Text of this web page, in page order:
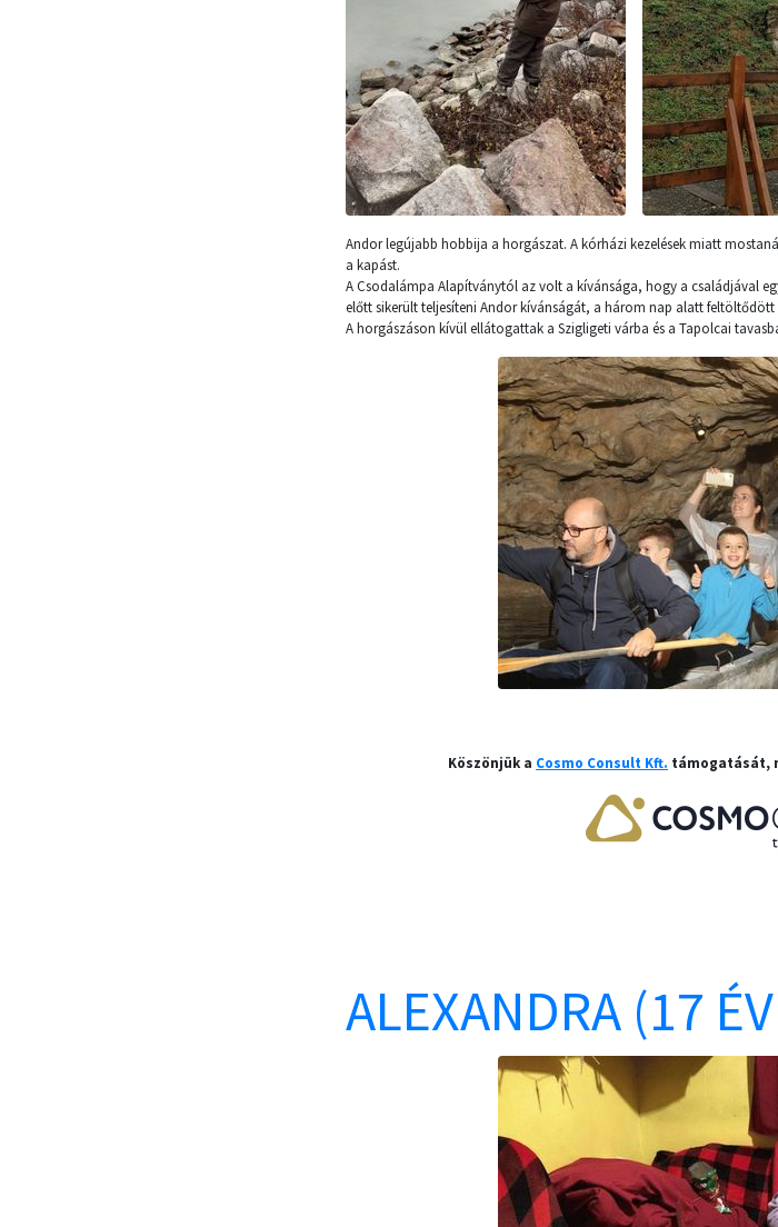
Andor legújabb hobbija a horgászat. A kórházi kezelések miatt
a kapást.
A Csodalámpa Alapítványtól az volt a kívánsága, hogy a családjával
előtt sikerült teljesíteni Andor kívánságát, a három nap alatt feltöltődött
A horgászáson kívül ellátogattak a Szigligeti várba és a Tapolcai
Köszönjük a Cosmo Consult Kft. támogatását,
ALEXANDRA (17